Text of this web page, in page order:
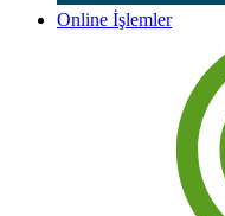
Online İşlemler